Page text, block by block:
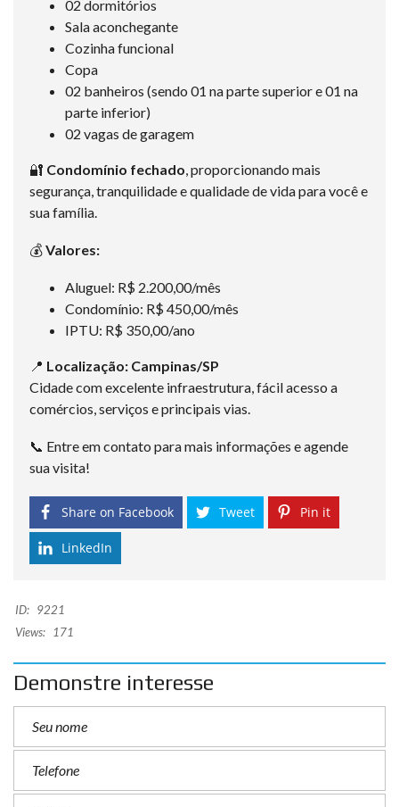
02 dormitórios
Sala aconchegante
Cozinha funcional
Copa
02 banheiros (sendo 01 na parte superior e 01 na
parte inferior)
02 vagas de garagem
🔐 Condomínio fechado, proporcionando mais
segurança, tranquilidade e qualidade de vida para você e
sua família.
💰Valores:
Aluguel: R$ 2.200,00/mês
Condomínio: R$ 450,00/mês
IPTU: R$ 350,00/ano
📍 Localização: Campinas/SP
Cidade com excelente infraestrutura, fácil acesso a
comércios, serviços e principais vias.
📞 Entre em contato para mais informações e agende
sua visita!
Share on Facebook Tweet Pin it
LinkedIn
ID: 9221
Views:
171
Demonstre interesse